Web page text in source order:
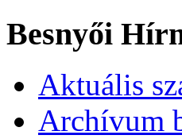
Besnyői
Aktuális
Archívum